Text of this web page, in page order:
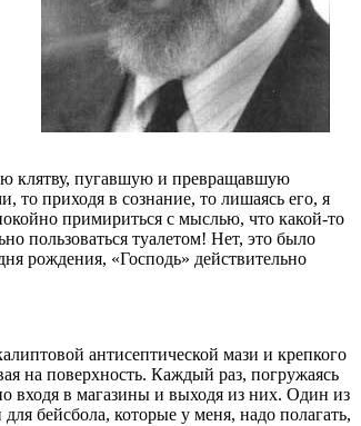
клятву, пугавшую и превращавшую
приходя в сознание, то лишаясь его, я
примириться с мыслью, что какой-то
пользоваться туалетом! Нет, это было
рождения, «Господь» действительно
антисептической мази и крепкого
на поверхность. Каждый раз, погружаясь
входя в магазины и выходя из них. Один из
бейсбола, которые у меня, надо полагать,